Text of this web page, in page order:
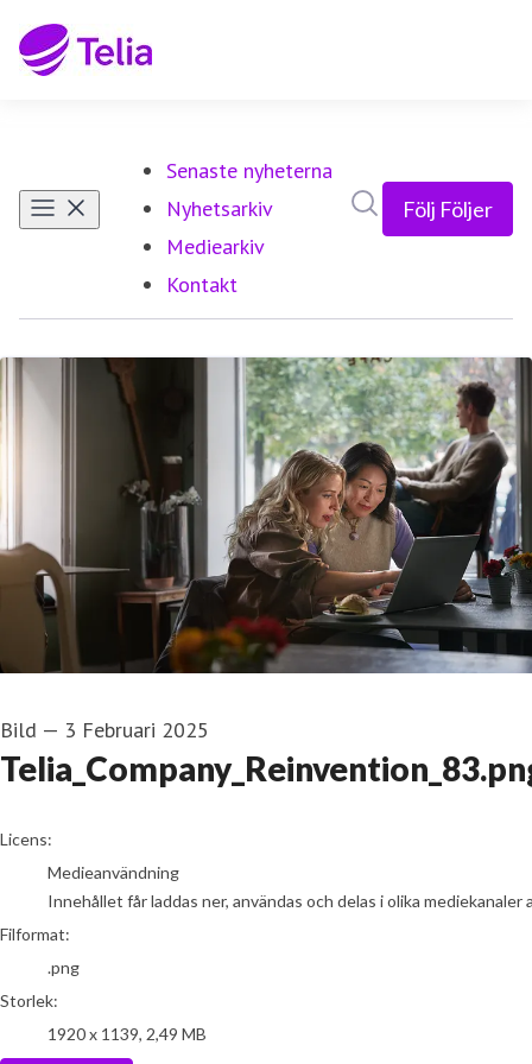
Senaste nyheterna
Nyhetsarkiv
Mediearkiv
Kontakt
Följ Följer
Bild — 3 Februari 2025
go to media item
Licens:
Medieanvändning
Innehållet får laddas ner, användas och delas i olika
Filformat:
.png
Storlek:
1920 x 1139, 2,49 MB